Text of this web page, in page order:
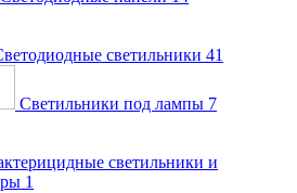
светильники 41
Светильники под лампы 7
светильники и
1